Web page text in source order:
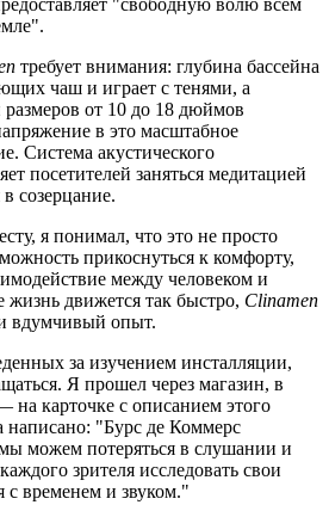
требует внимания: глубина бассейна
чаш и играет с тенями, а
от 10 до 18 дюймов
в это масштабное
Система акустического
посетителей заняться медитацией
созерцание.
я понимал, что это не просто
прикоснуться к комфорту,
между человеком и
жизнь движется так быстро, Clinamen
вдумчивый опыт.
за изучением инсталляции,
Я прошел через магазин, в
на карточке с описанием этого
написано: "Бурс де Коммерс
можем потеряться в слушании и
зрителя исследовать свои
с временем и звуком."